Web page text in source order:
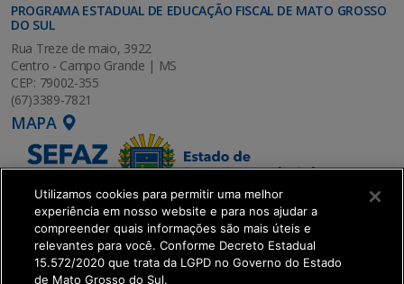
PROGRAMA ESTADUAL DE EDUCAÇÃO FISCAL DE MATO GROSSO
DO SUL
Rua Treze de maio, 3922
Centro - Campo Grande | MS
CEP: 79002-355
(67)3389-7821
MAPA
Utilizamos cookies para permitir uma melhor
experiência em nosso website e para nos ajudar a
compreender quais informações são mais úteis e
relevantes para você. Conforme Decreto Estadual
15.572/2020 que trata da LGPD no Governo do Estado
de Mato Grosso do Sul.